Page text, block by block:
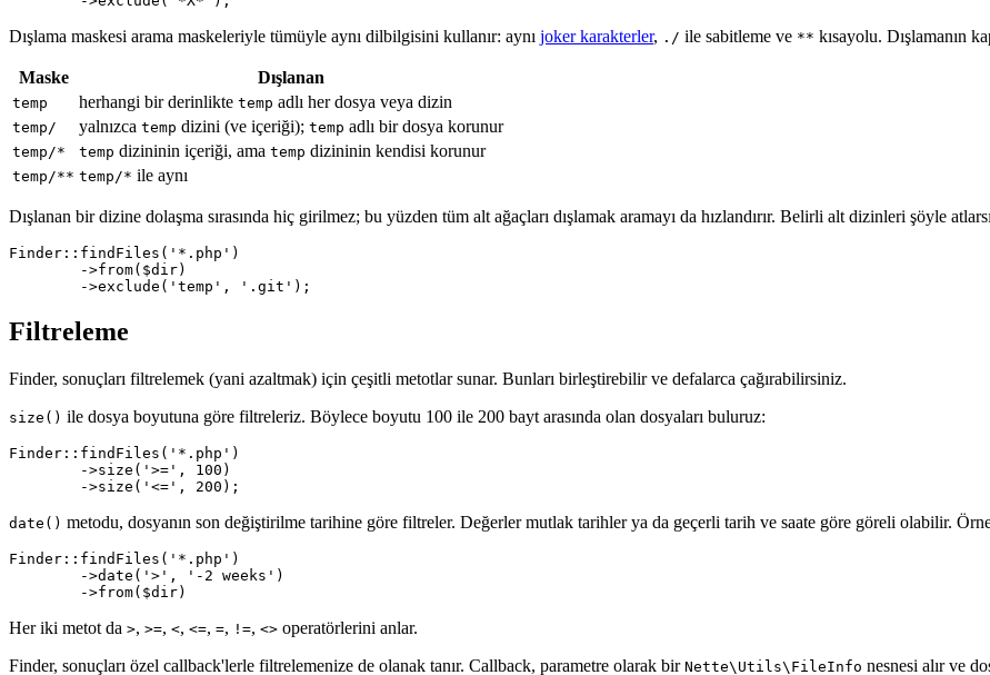
Dışlama maskesi arama maskeleriyle tümüyle aynı dilbilgisini kullanır: aynı joker karakterler, ./ ile sabitleme ve ** kısayolu. Dışlamanın
Maske Dışlanan
temp herhangi bir derinlikte temp adlı her dosya veya dizin
temp/ yalnızca temp dizini (ve içeriği); temp adlı bir dosya korunur
temp/* temp dizininin içeriği, ama temp dizininin kendisi korunur
temp/** temp/* ile aynı
Dışlanan bir dizine dolaşma sırasında hiç girilmez; bu yüzden tüm alt ağaçları dışlamak aramayı da hızlandırır. Belirli alt dizinleri şöyle
Finder::findFiles('*.php')
Filtreleme
Finder, sonuçları filtrelemek (yani azaltmak) için çeşitli metotlar sunar. Bunları birleştirebilir ve defalarca çağırabilirsiniz.
size() ile dosya boyutuna göre filtreleriz. Böylece boyutu 100 ile 200 bayt arasında olan dosyaları buluruz:
Finder::findFiles('*.php')
date() metodu, dosyanın son değiştirilme tarihine göre filtreler. Değerler mutlak tarihler ya da geçerli tarih ve saate göre göreli olabilir.
Finder::findFiles('*.php')
Her iki metot da >, >=, <, <=, =, !=, <> operatörlerini anlar.
Finder, sonuçları özel callback'lerle filtrelemenize de olanak tanır. Callback, parametre olarak bir Nette\Utils\FileInfo nesnesi alır ve